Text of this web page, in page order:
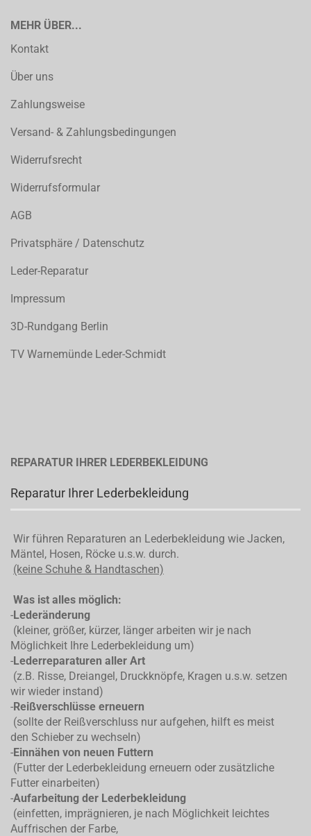
MEHR ÜBER...
Kontakt
Über uns
Zahlungsweise
Versand- & Zahlungsbedingungen
Widerrufsrecht
Widerrufsformular
AGB
Privatsphäre / Datenschutz
Leder-Reparatur
Impressum
3D-Rundgang Berlin
TV Warnemünde Leder-Schmidt
REPARATUR IHRER LEDERBEKLEIDUNG
Reparatur Ihrer Lederbekleidung
Wir führen Reparaturen an Lederbekleidung wie Jacken,
Mäntel, Hosen, Röcke u.s.w. durch.
(keine Schuhe & Handtaschen)
Was ist alles möglich:
-Lederänderung
(kleiner, größer, kürzer, länger arbeiten wir je nach
Möglichkeit Ihre Lederbekleidung um)
-Lederreparaturen aller Art
(z.B. Risse, Dreiangel, Druckknöpfe, Kragen u.s.w. setzen
wir wieder instand)
-Reißverschlüsse erneuern
(sollte der Reißverschluss nur aufgehen, hilft es meist
den Schieber zu wechseln)
-Einnähen von neuen Futtern
(Futter der Lederbekleidung erneuern oder zusätzliche
Futter einarbeiten)
-Aufarbeitung der Lederbekleidung
(einfetten, imprägnieren, je nach Möglichkeit leichtes
Auffrischen der Farbe,